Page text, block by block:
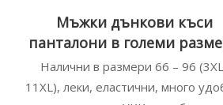
Мъжки дънкови къси
панталони в големи
Налични в размери 66 – 96
11XL), леки, еластични, много